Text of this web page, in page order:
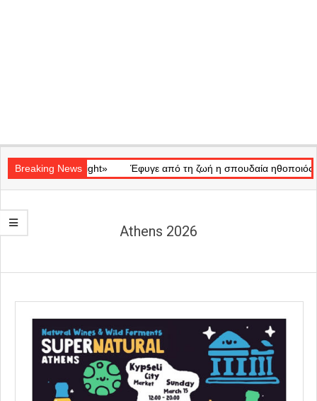
Navigation
Menu
Breaking News
«Ray of Light» Έφυγε από τη ζωή η σπουδαία ηθοποιός Μάρω
Athens 2026